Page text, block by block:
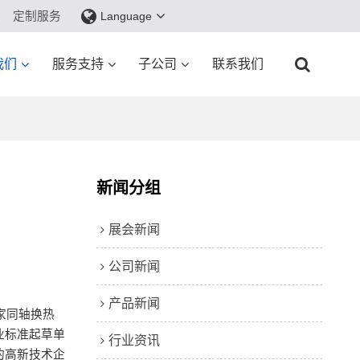
定制服务 Language
服务支持 子公司 联系我们
同轴换热
标准起草单
高新技术企
新闻分组
展会新闻
公司新闻
产品新闻
行业资讯